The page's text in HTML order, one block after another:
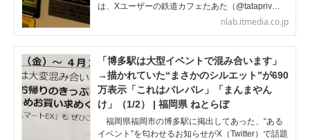
は、Xユーザーの鉄道カフェたあた（@tatapriv…
nlab.itmedia.co.jp
「博多駅は大型イベントで混み合います」
→描かれていた“まさかのシルエット”が690
万表示「これはバレバレ」「まんまやん
け」（1/2） | 福岡県 ねとらぼ
福岡県福岡市の博多駅に掲出してあった、“ある
イベント”を匂わせるお知らせがX（Twitter）で話題